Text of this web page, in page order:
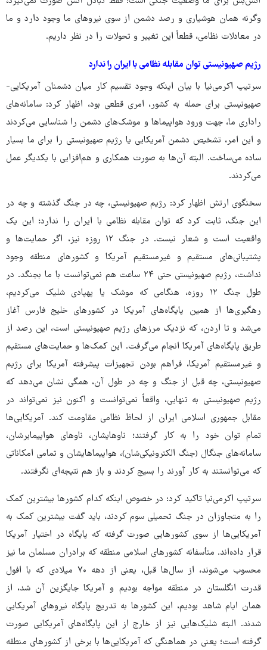
وگرنه همان هوشیاری و رصد دشمن از سوی نیروهای ما وجود دارد و ما
در معادلات نظامی، قطعاً این تغییر و تحولات را در نظر داریم.
رژیم صهیونیستی توان مقابله نظامی با ایران را ندارد
سرتیپ اکرمی‌نیا با بیان اینکه وجود تقسیم کار میان دشمنان آمریکایی-
صهیونیستی برای حمله به کشور، امری قطعی بود، اظهار کرد: سامانه‌های
راداری ما، جهت ورود هواپیماها و موشک‌های دشمن را شناسایی می‌کردند
و این امر، تشخیص دشمن آمریکایی یا رژیم صهیونیستی را برای ما بسیار
ساده می‌ساخت. البته آن‌ها به صورت همکاری و هم‌افزایی با یکدیگر عمل
می‌کردند.
سخنگوی ارتش اظهار کرد: رژیم صهیونیستی، چه در جنگ گذشته و چه در
این جنگ، ثابت کرد که توان مقابله نظامی با ایران را ندارد؛ این یک
واقعیت است و شعار نیست. در جنگ ۱۲ روزه نیز، اگر حمایت‌ها و
پشتیبانی‌های مستقیم و غیرمستقیم آمریکا و کشورهای منطقه وجود
نداشت، رژیم صهیونیستی حتی ۲۴ ساعت هم نمی‌توانست با ما بجنگد. در
طول جنگ ۱۲ روزه، هنگامی که موشک یا پهپادی شلیک می‌کردیم،
رهگیری‌ها از همین پایگاه‌های آمریکا در کشورهای خلیج فارس آغاز
می‌شد و تا اردن، که نزدیک مرزهای رژیم صهیونیستی است، این رصد از
طریق پایگاه‌های آمریکا انجام می‌گرفت. این کمک‌ها و حمایت‌های مستقیم
و غیرمستقیم آمریکا، فراهم بودن تجهیزات پیشرفته آمریکا برای رژیم
صهیونیستی، چه قبل از جنگ و چه در طول آن، همگی نشان می‌دهد که
رژیم صهیونیستی به تنهایی، واقعاً نمی‌توانست و اکنون نیز نمی‌تواند در
مقابل جمهوری اسلامی ایران از لحاظ نظامی مقاومت کند. آمریکایی‌ها
تمام توان خود را به کار گرفتند؛ ناوهایشان، ناوهای هواپیمابرشان،
سامانه‌های جنگال (جنگ الکترونیکی‌شان)، هواپیماهایشان و تمامی امکاناتی
که می‌توانستند به کار آورند را بسیج کردند و باز هم نتیجه‌ای نگرفتند.
سرتیپ اکرمی‌نیا تاکید کرد: در خصوص اینکه کدام کشورها بیشترین کمک
را به متجاوزان در جنگ تحمیلی سوم کردند، باید گفت بیشترین کمک به
آمریکایی‌ها از سوی کشورهایی صورت گرفته که پایگاه در اختیار آمریکا
قرار داده‌اند. متأسفانه کشورهای اسلامی منطقه که برادران مسلمان ما نیز
محسوب می‌شوند، از سال‌ها قبل، یعنی از دهه ۷۰ میلادی که با افول
قدرت انگلستان در منطقه مواجه بودیم و آمریکا جایگزین آن شد، از
همان ایام شاهد بودیم، این کشورها به تدریج پایگاه نیروهای آمریکایی
شدند. البته شلیک‌هایی نیز از خارج از این پایگاه‌های آمریکایی صورت
گرفته است؛ یعنی در هماهنگی که آمریکایی‌ها با برخی از کشورهای منطقه